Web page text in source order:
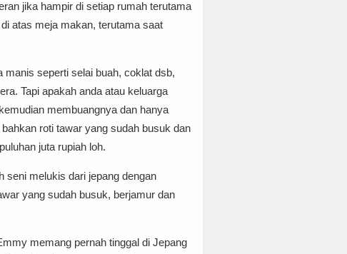
jika hampir di setiap rumah terutama
atas meja makan, terutama saat
manis seperti selai buah, coklat dsb,
Tapi apakah anda atau keluarga
membuangnya dan hanya
roti tawar yang sudah busuk dan
juta rupiah loh.
seni melukis dari jepang dengan
yang sudah busuk, berjamur dan
memang pernah tinggal di Jepang